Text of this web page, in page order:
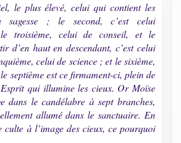
le plus élevé, celui qui contient les
sagesse ; le second, c’est celui
troisième, celui de conseil, et le
d’en haut en descendant, c’est celui
celui de science ; et le sixième,
septième est ce firmament-ci, plein de
qui illumine les cieux. Or Moïse
dans le candélabre à sept branches,
allumé dans le sanctuaire. En
à l’image des cieux, ce pourquoi